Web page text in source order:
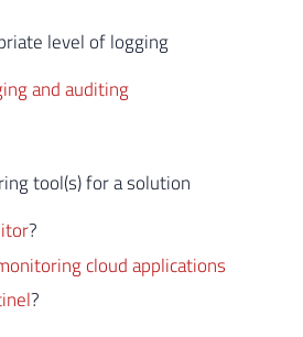
level of logging
and auditing
tool(s) for a solution
?
cloud applications
?